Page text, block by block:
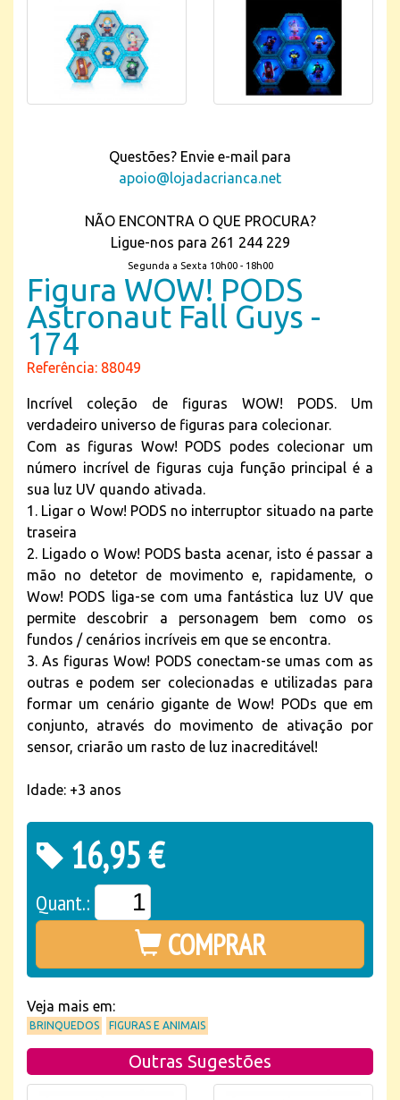
Questões? Envie e-mail para
apoio@lojadacrianca.net
NÃO ENCONTRA O QUE PROCURA?
Ligue-nos para 261 244 229
Segunda a Sexta 10h00 - 18h00
Figura WOW! PODS
Astronaut Fall Guys -
174
Referência: 88049
Incrível coleção de figuras WOW! PODS. Um
verdadeiro universo de figuras para colecionar.
Com as figuras Wow! PODS podes colecionar um
número incrível de figuras cuja função principal é a
sua luz UV quando ativada.
1. Ligar o Wow! PODS no interruptor situado na parte
traseira
2. Ligado o Wow! PODS basta acenar, isto é passar a
mão no detetor de movimento e, rapidamente, o
Wow! PODS liga-se com uma fantástica luz UV que
permite descobrir a personagem bem como os
fundos / cenários incríveis em que se encontra.
3. As figuras Wow! PODS conectam-se umas com as
outras e podem ser colecionadas e utilizadas para
formar um cenário gigante de Wow! PODs que em
conjunto, através do movimento de ativação por
sensor, criarão um rasto de luz inacreditável!
Idade: +3 anos
16,95 €
Quant.:
COMPRAR
Veja mais em:
BRINQUEDOS FIGURAS E ANIMAIS
Outras Sugestões